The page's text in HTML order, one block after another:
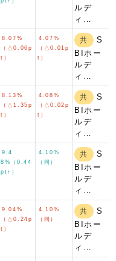
ルデ
ィ…
8.07%
（△0.06p
t）
4.07%
（△0.01p
t）
共
S
BIホー
ルデ
ィ…
8.13%
（△1.35p
t）
4.08%
（△0.02p
t）
共
S
BIホー
ルデ
ィ…
9.4
8%（0.44
pt↑）
4.10%
（同）
共
S
BIホー
ルデ
ィ…
9.04%
（△0.24p
t）
4.10%
（同）
共
S
BIホー
ルデ
ィ…